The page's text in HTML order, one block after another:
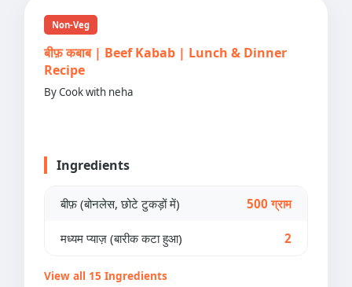
Non-Veg
बीफ़ कबाब | Beef Kabab | Lunch & Dinner
Recipe
By Cook with neha
Ingredients
बीफ़ (बोनलेस, छोटे टुकड़ों में) 500 ग्राम
मध्यम प्याज़ (बारीक कटा हुआ) 2
View all 15 Ingredients